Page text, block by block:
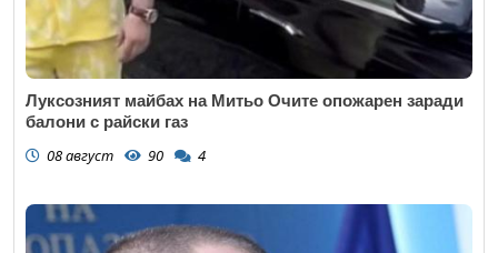
Луксозният майбах на Митьо Очите опожарен заради
балони с райски газ
08 август 90 4